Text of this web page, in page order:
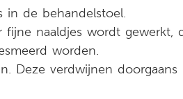
in de behandelstoel.
naaldjes wordt gewerkt,
worden.
Deze verdwijnen